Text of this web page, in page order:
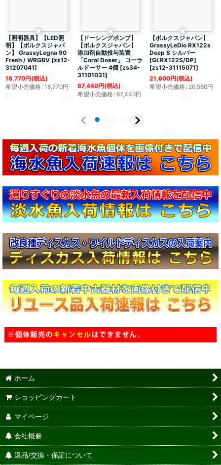
【照明器具】【LED照
明】【ボルクスジャパ
ン】 GrassyLegna 90
Fresh / WRGBV [zs12-
31207041]
18,770円(税込)
希望小売価格: 18,770円
【ドーシングポンプ】
【ボルクスジャパン】
添加剤自動投与装置
「Coral Doser」 コーラ
ルドーサー 4個 [zs34-
31101031]
87,440円(税込)
希望小売価格: 87,440円
【ボルクスジャパン】
GrassyLeDio RX122s
Deep S シルバー
[GLRX122S/DP]
[zs12-31115071]
21,600円(税込)
希望小売価格: 20,580円
ホーム
ショッピングカート
マイページ
会社概要
返品/交換・保証について